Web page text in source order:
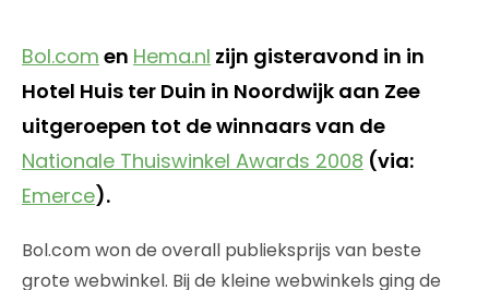
Bol.com en Hema.nl zijn gisteravond in in
Hotel Huis ter Duin in Noordwijk aan Zee
uitgeroepen tot de winnaars van de
Nationale Thuiswinkel Awards 2008 (via:
Emerce).
Bol.com won de overall publieksprijs van beste
grote webwinkel. Bij de kleine webwinkels ging de